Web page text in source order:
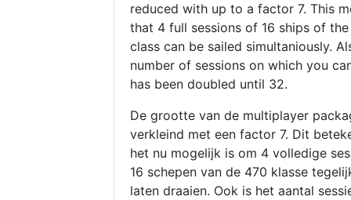
reduced with up to a factor 7. This
that 4 full sessions of 16 ships of
class can be sailed simultaniously.
number of sessions on which you
has been doubled until 32.
De grootte van de multiplayer
verkleind met een factor 7. Dit
het nu mogelijk is om 4 volledige
16 schepen van de 470 klasse
laten draaien. Ook is het aantal